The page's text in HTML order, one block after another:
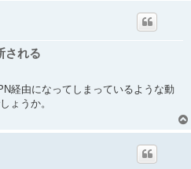
される
経由になってしまっているような動
ょうか。